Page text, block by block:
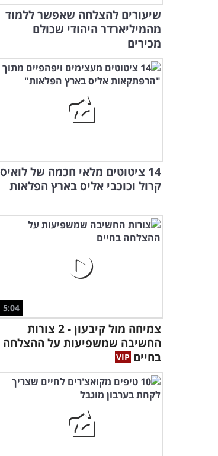
שיעורים להצלחה שאפשר ללמוד
מהמיליארדר היהודי שכולם
מכירים
14 ציטוטים מלאי חכמה של לואיס
קרול וכוכבי אליס בארץ הפלאות
5:04
צמיחה מול קיבעון - 2 צורות
החשיבה שמשפיעות על ההצלחה
בחיים